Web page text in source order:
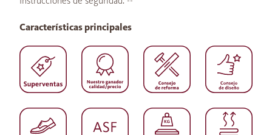
Características principales